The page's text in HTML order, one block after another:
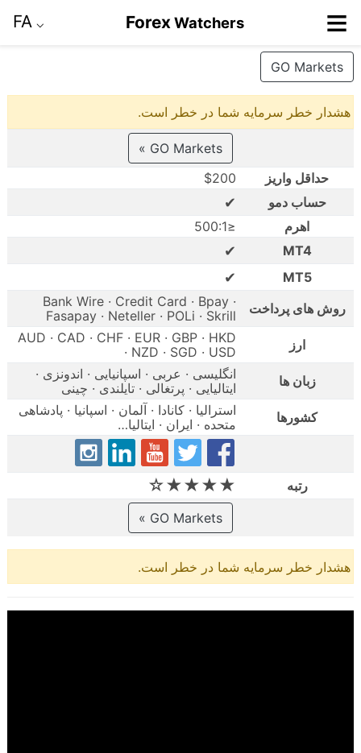
≡
ForexWatchers
⌵
FA
GO Markets
هشدار خطر سرمایه شما در خطر است.
GO Markets »
حداقل واریز
$200
حساب دمو
✔
اهرم
≤500:1
MT4
✔
MT5
✔
روش های پرداخت
Bank Wire · Credit Card · Bpay ·
Fasapay · Neteller · POLi · Skrill
ارز
AUD · CAD · CHF · EUR · GBP · HKD
· NZD · SGD · USD
زبان ها
انگلیسی · عربی · اسپانیایی · اندونزی ·
ایتالیایی · پرتغالی · تایلندی · چینی
کشورها
استرالیا · کانادا · آلمان · اسپانیا · پادشاهی
متحده · ایران · ایتالیا…
رتبه ★★★★☆
GO Markets »
هشدار خطر سرمایه شما در خطر است.